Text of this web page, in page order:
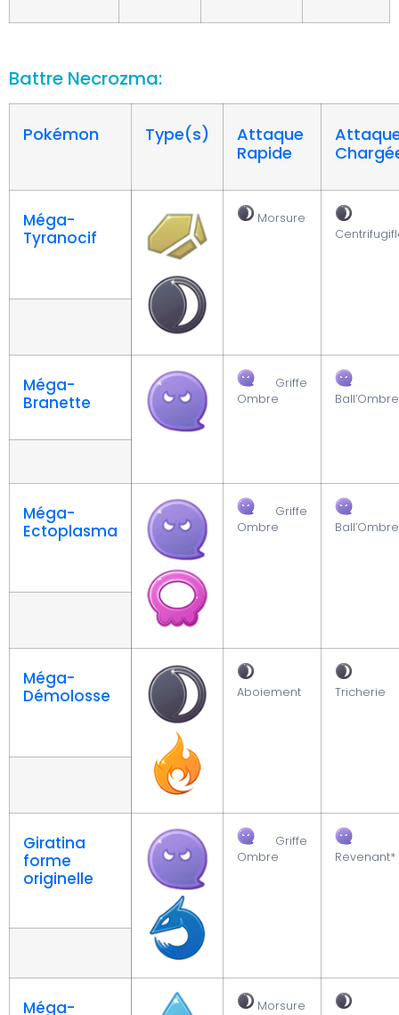
Battre Necrozma:
Pokémon Type(s)
Attaque
Rapide
Méga-
Tyranocif
Morsure
Méga-
Branette
Griffe
Ombre
Ball’Ombre
Méga-
Ectoplasma
Griffe
Ombre
Ball’Ombre
Méga-
Démolosse
Aboiement Tricherie
Giratina
forme
originelle
Griffe
Ombre
Revenant*
Méga-
Morsure